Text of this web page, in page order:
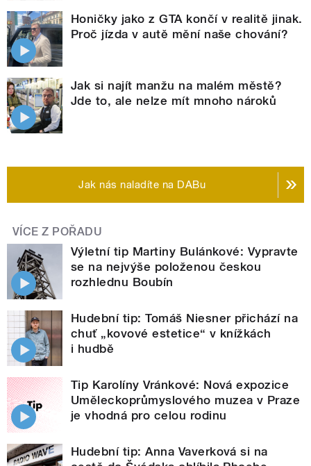
Honičky jako z GTA končí v realitě jinak.
Proč jízda v autě mění naše chování?
Jak si najít manžu na malém městě?
Jde to, ale nelze mít mnoho nároků
Jak nás naladíte na DABu
VÍCE Z POŘADU
Výletní tip Martiny Bulánkové: Vypravte
se na nejvýše položenou českou
rozhlednu Boubín
Hudební tip: Tomáš Niesner přichází na
chuť „kovové estetice“ v knížkách
i hudbě
Tip Karolíny Vránkové: Nová expozice
Uměleckoprůmyslového muzea v Praze
je vhodná pro celou rodinu
Hudební tip: Anna Vaverková si na